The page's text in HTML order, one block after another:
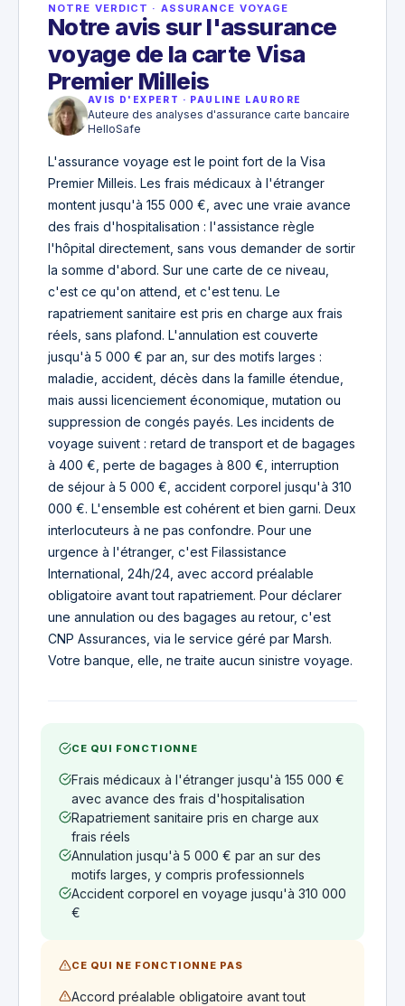
NOTRE VERDICT · ASSURANCE VOYAGE
Notre avis sur l'assurance
voyage de la carte Visa
Premier Milleis
AVIS D'EXPERT · PAULINE LAURORE
Auteure des analyses d'assurance carte bancaire
HelloSafe
L'assurance voyage est le point fort de la Visa
Premier Milleis. Les frais médicaux à l'étranger
montent jusqu'à 155 000 €, avec une vraie avance
des frais d'hospitalisation : l'assistance règle
l'hôpital directement, sans vous demander de sortir
la somme d'abord. Sur une carte de ce niveau,
c'est ce qu'on attend, et c'est tenu. Le
rapatriement sanitaire est pris en charge aux frais
réels, sans plafond. L'annulation est couverte
jusqu'à 5 000 € par an, sur des motifs larges :
maladie, accident, décès dans la famille étendue,
mais aussi licenciement économique, mutation ou
suppression de congés payés. Les incidents de
voyage suivent : retard de transport et de bagages
à 400 €, perte de bagages à 800 €, interruption
de séjour à 5 000 €, accident corporel jusqu'à 310
000 €. L'ensemble est cohérent et bien garni. Deux
interlocuteurs à ne pas confondre. Pour une
urgence à l'étranger, c'est Filassistance
International, 24h/24, avec accord préalable
obligatoire avant tout rapatriement. Pour déclarer
une annulation ou des bagages au retour, c'est
CNP Assurances, via le service géré par Marsh.
Votre banque, elle, ne traite aucun sinistre voyage.
CE QUI FONCTIONNE
Frais médicaux à l'étranger jusqu'à 155 000 €
avec avance des frais d'hospitalisation
Rapatriement sanitaire pris en charge aux
frais réels
Annulation jusqu'à 5 000 € par an sur des
motifs larges, y compris professionnels
Accident corporel en voyage jusqu'à 310 000
€
CE QUI NE FONCTIONNE PAS
Accord préalable obligatoire avant tout